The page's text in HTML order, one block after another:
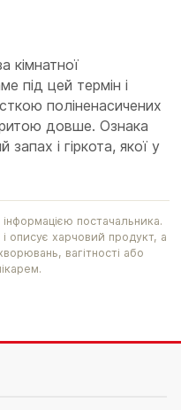
кімнатної
під цей термін і
поліненасичених
довше. Ознака
і гіркота, якої у
постачальника.
описує харчовий продукт, а
вагітності або